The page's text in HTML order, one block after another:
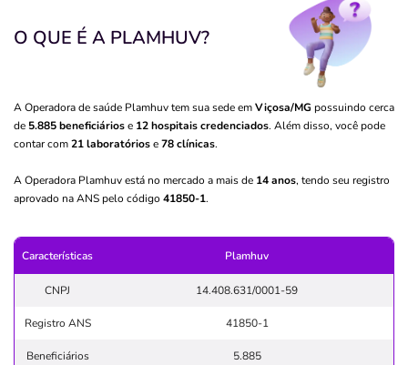
O QUE É A PLAMHUV?
A Operadora de saúde Plamhuv tem sua sede emViçosa/MG possuindo cerca
de 5.885 beneficiáriose 12 hospitais credenciados. Além disso, você pode
contar com21 laboratóriose78 clínicas.
A Operadora Plamhuv está no mercado a mais de 14 anos, tendo seu registro
aprovado na ANS pelo código 41850-1.
Características Plamhuv
CNPJ 14.408.631/0001-59
Registro ANS 41850-1
Beneficiários 5.885